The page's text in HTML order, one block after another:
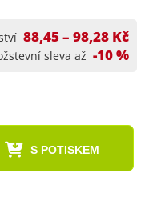
88,45 – 98,28 Kč
sleva až -10 %
S POTISKEM